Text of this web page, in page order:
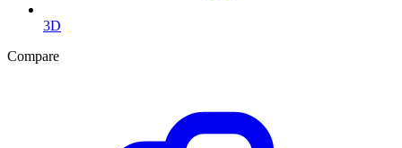
3D
Compare